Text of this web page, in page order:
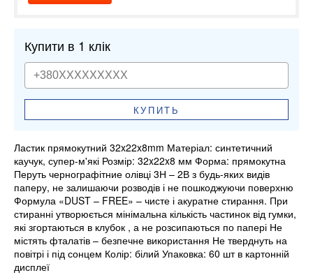
Купити в 1 клік
КУПИТЬ
Ластик прямокутний 32x22x8mm Матеріал: синтетичний
каучук, супер-м'які Розмір: 32x22x8 мм Форма: прямокутна
Перуть чернографітние олівці 3Н – 2В з будь-яких видів
паперу, не залишаючи розводів і не пошкоджуючи поверхню
Формула «DUST – FREE» – чисте і акуратне стирання. При
стиранні утворюється мінімальна кількість частинок від гумки,
які згортаються в клубок , а не розсипаються по папері Не
містять фталатів – безпечне використання Не тверднуть на
повітрі і під сонцем Колір: білий Упаковка: 60 шт в картонній
дисплеї